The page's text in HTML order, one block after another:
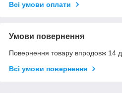
Всі умови оплати
Умови повернення
Повернення товару впродовж 14
Всі умови повернення